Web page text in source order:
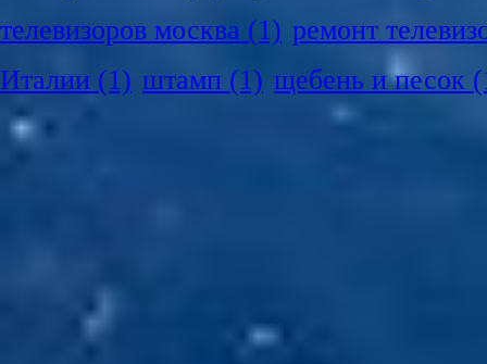
телевизоров москва (1) ремонт
Италии (1) штамп (1) щебень и песок